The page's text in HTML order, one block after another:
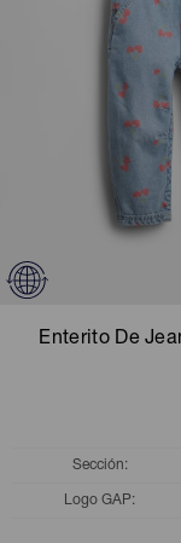
Enterito De
Sección
Logo GAP
Camperas
Musculosas
Vestidos y
Calzas
Camperas
Chalecos
Ropa interior
Camperas
Chalecos
Ropa interior
Pijamas
Camperas